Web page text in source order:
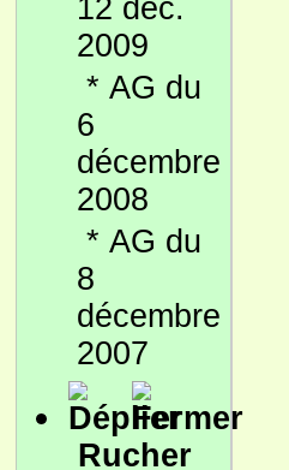
12 déc.
2009
* AG du
6
décembre
2008
* AG du
8
décembre
2007
Rucher